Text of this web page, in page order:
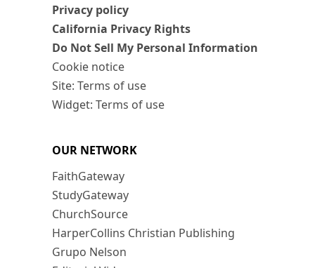
Privacy policy
California Privacy Rights
Do Not Sell My Personal Information
Cookie notice
Site: Terms of use
Widget: Terms of use
OUR NETWORK
FaithGateway
StudyGateway
ChurchSource
HarperCollins Christian Publishing
Grupo Nelson